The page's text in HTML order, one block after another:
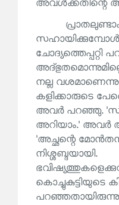
അവൾക്കതിന്റെ
നല്ല
കളിക്കാരുടെ
അവർ പറഞ്ഞു.
അറിയാം.' അവർ
'അച്ഛന്റെ
നിശ്ശബ്ദയായി.
കൊച്ചുകുട്ടിയുടെ